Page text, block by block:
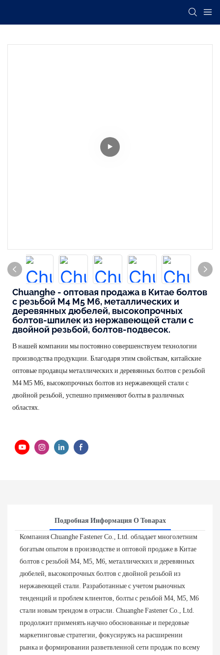
Chuanghe - оптовая продажа в Китае болтов
с резьбой M4 M5 M6, металлических и
деревянных дюбелей, высокопрочных
болтов-шпилек из нержавеющей стали с
двойной резьбой, болтов-подвесок.
В нашей компании мы постоянно совершенствуем технологии
производства продукции. Благодаря этим свойствам, китайские
оптовые продавцы металлических и деревянных болтов с резьбой
M4 M5 M6, высокопрочных болтов из нержавеющей стали с
двойной резьбой, успешно применяют болты в различных
областях.
Подробная Информация О Товарах
Компания Chuanghe Fastener Co., Ltd. обладает многолетним
богатым опытом в производстве и оптовой продаже в Китае
болтов с резьбой M4, M5, M6, металлических и деревянных
дюбелей, высокопрочных болтов с двойной резьбой из
нержавеющей стали. Разработанные с учетом рыночных
тенденций и проблем клиентов, болты с резьбой M4, M5, M6
стали новым трендом в отрасли. Chuanghe Fastener Co., Ltd.
продолжит применять научно обоснованные и передовые
маркетинговые стратегии, фокусируясь на расширении
рынка и формировании разветвленной сети продаж по всему